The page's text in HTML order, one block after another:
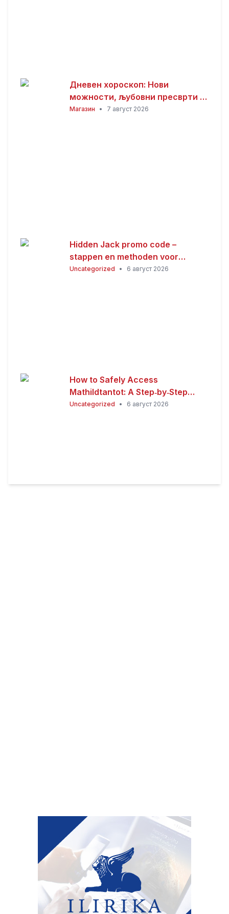
Дневен хороскоп: Нови
можности, љубовни пресврти и
совети за здравјето за сите
Магазин • 7 август 2026
Hidden Jack promo code –
stappen en methoden voor
Nederlandse spelers
Uncategorized • 6 август 2026
How to Safely Access
Mathildtantot: A Step‑by‑Step
Premium Guide
Uncategorized • 6 август 2026